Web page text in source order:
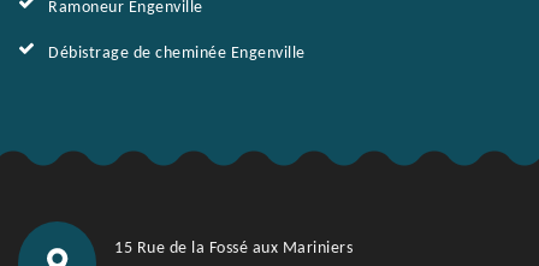
Ramoneur Engenville
Débistrage de cheminée Engenville
15 Rue de la Fossé aux Mariniers